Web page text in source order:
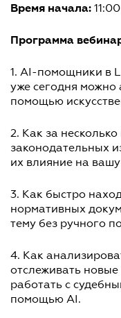
Время начала: 11:00
Программа
1. AI-помощники в
уже сегодня можно
помощью
2. Как за
законодательных
их влияние на вашу
3. Как быстро
нормативных
тему без ручного
4. Как
отслеживать
работать с
помощью AI.